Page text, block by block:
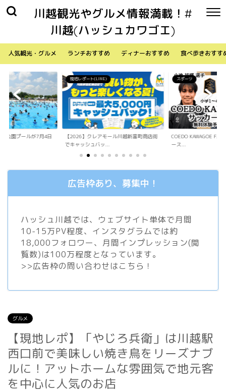
川越観光やグルメ情報満載！#
川越(ハッシュカワゴエ)
人気観光・グルメ ランチおすすめ ディナーおすすめ 食べ歩きおすす
ル川越新富町商店街
スポーツ
COEDO KAWAGOE F.Cが小学生向けサッカ
ース...
生活
「Sky Walker 7058」
内ア...
広告枠あり、募集中！
ハッシュ川越では、ウェブサイト単体で月間
10-15万PV程度、 インスタグラムでは約
18,000フォロワー、月間インプレッション(閲
覧数)は100万程度となっています。
>>広告枠の問い合わせはこちら！
グルメ
【現地レポ】「やじろ兵衛」は川越駅
西口前で美味しい焼き鳥をリーズナブ
ルに！アットホームな雰囲気で地元客
を中心に人気のお店